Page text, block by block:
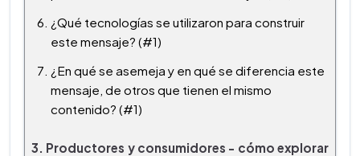
¿Qué tecnologías se utilizaron para construir
este mensaje? (#1)
¿En qué se asemeja y en qué se diferencia este
mensaje, de otros que tienen el mismo
contenido? (#1)
3. Productores y consumidores - cómo explorar